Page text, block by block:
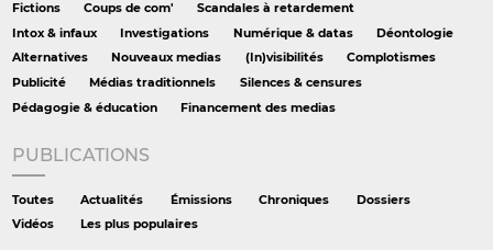
Fictions Coups de com'
Scandales à retardement
Intox & infaux
Investigations Numérique & datas
Déontologie
Alternatives
Nouveaux medias (In)visibilités
Complotismes
Publicité
Médias traditionnels
Silences & censures
Pédagogie & éducation
Financement des medias
PUBLICATIONS
Toutes Actualités Émissions Chroniques
Dossiers
Vidéos
Les plus populaires